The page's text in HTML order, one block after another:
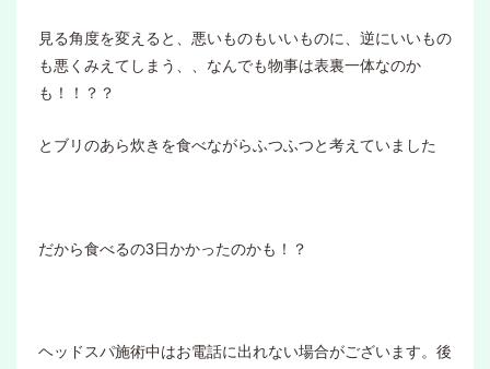
見る角度を変えると、悪いものもいいものに、逆にいいもの
も悪くみえてしまう、、なんでも物事は表裏一体なのか
も！！？？
とブリのあら炊きを食べながらふつふつと考えていました
だから食べるの3日かかったのかも！？
ヘッドスパ施術中はお電話に出れない場合がございます。後